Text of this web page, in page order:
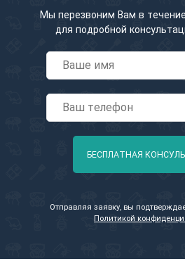
Мы перезвоним Вам в
для подробной
БЕСПЛАТНАЯ
Отправляя заявку, вы
Политикой